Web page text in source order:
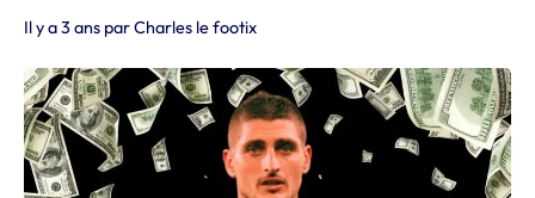
Il y a 3 ans parCharles le footix